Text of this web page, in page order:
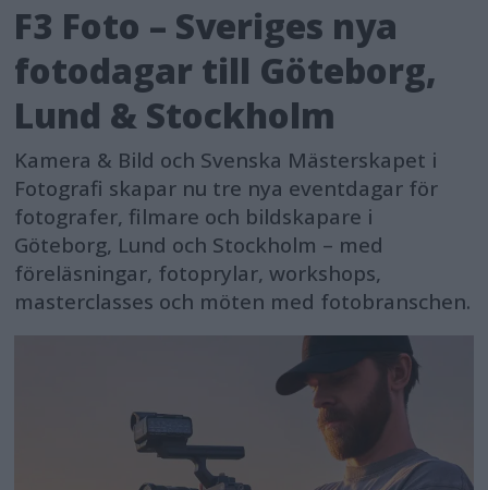
F3 Foto – Sveriges nya
fotodagar till Göteborg,
Lund & Stockholm
Kamera & Bild och Svenska Mästerskapet i
Fotografi skapar nu tre nya eventdagar för
fotografer, filmare och bildskapare i
Göteborg, Lund och Stockholm – med
föreläsningar, fotoprylar, workshops,
masterclasses och möten med fotobranschen.